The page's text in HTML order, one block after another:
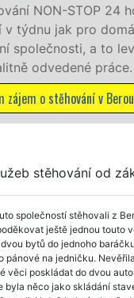
služby
celém okresu
franchisové sítě
Nabízíme
včetně víkendů a
Mám zájem o
stěhování od
společností stěhovali z
ještě jednou touto
bytů do jednoho
pánové na jedničku.
věci poskládat do dvou